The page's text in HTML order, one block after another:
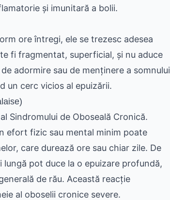
și imunitară a bolii.
ore întregi, ele se trezesc adesea
fi fragmentat, superficial, și nu aduce
adormire sau de menținere a somnului
un cerc vicios al epuizării.
Sindromului de Oboseală Cronică.
efort fizic sau mental minim poate
care durează ore sau chiar zile. De
pot duce la o epuizare profundă,
de rău. Această reacție
al oboselii cronice severe.